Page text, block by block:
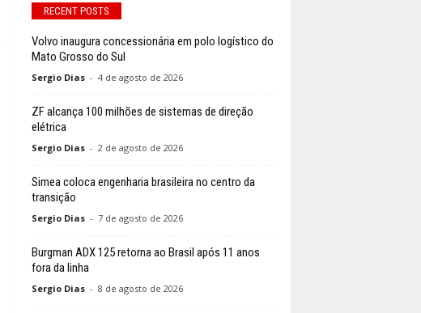
RECENT POSTS
Volvo inaugura concessionária em polo logístico do
Mato Grosso do Sul
Sergio Dias - 4 de agosto de 2026
ZF alcança 100 milhões de sistemas de direção
elétrica
Sergio Dias - 2 de agosto de 2026
Simea coloca engenharia brasileira no centro da
transição
Sergio Dias - 7 de agosto de 2026
Burgman ADX 125 retorna ao Brasil após 11 anos
fora da linha
Sergio Dias - 8 de agosto de 2026